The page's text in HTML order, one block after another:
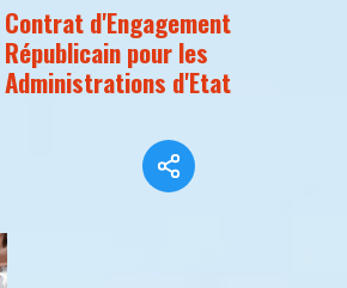
Contrat d'Engagement
Républicain pour les
Administrations d'Etat